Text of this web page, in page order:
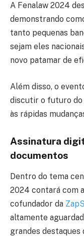
A Fenalaw 2024
demonstrando
tanto pequenas
sejam eles
novo patamar de
Além disso, o
discutir o futuro do
às rápidas
Assinatura
documentos
Dentro do tema
2024 contará com
cofundador da
altamente
grandes destaques